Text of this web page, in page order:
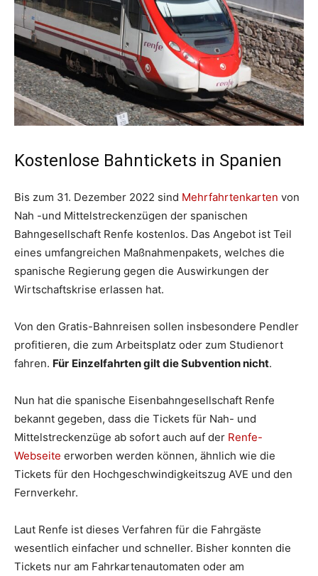
Kostenlose Bahntickets in Spanien
Bis zum 31. Dezember 2022 sind Mehrfahrtenkarten von
Nah -und Mittelstreckenzügen der spanischen
Bahngesellschaft Renfe kostenlos. Das Angebot ist Teil
eines umfangreichen Maßnahmenpakets, welches die
spanische Regierung gegen die Auswirkungen der
Wirtschaftskrise erlassen hat.
Von den Gratis-Bahnreisen sollen insbesondere Pendler
profitieren, die zum Arbeitsplatz oder zum Studienort
fahren. Für Einzelfahrten gilt die Subvention nicht.
Nun hat die spanische Eisenbahngesellschaft Renfe
bekannt gegeben, dass die Tickets für Nah- und
Mittelstreckenzüge ab sofort auch auf der Renfe-
Webseite erworben werden können, ähnlich wie die
Tickets für den Hochgeschwindigkeitszug AVE und den
Fernverkehr.
Laut Renfe ist dieses Verfahren für die Fahrgäste
wesentlich einfacher und schneller. Bisher konnten die
Tickets nur am Fahrkartenautomaten oder am